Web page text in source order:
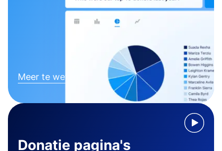
Meer te weten komen
Donatie pagina's